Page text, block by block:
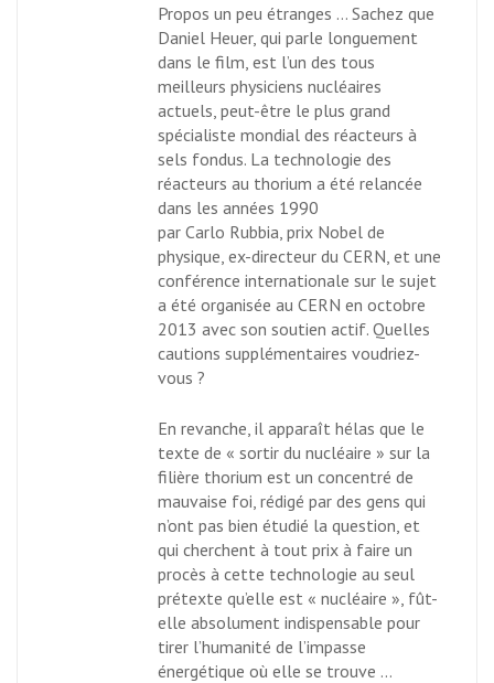
Propos un peu étranges … Sachez que
Daniel Heuer, qui parle longuement
dans le film, est l’un des tous
meilleurs physiciens nucléaires
actuels, peut-être le plus grand
spécialiste mondial des réacteurs à
sels fondus. La technologie des
réacteurs au thorium a été relancée
dans les années 1990
par Carlo Rubbia, prix Nobel de
physique, ex-directeur du CERN, et une
conférence internationale sur le sujet
a été organisée au CERN en octobre
2013 avec son soutien actif. Quelles
cautions supplémentaires voudriez-
vous ?
En revanche, il apparaît hélas que le
texte de « sortir du nucléaire » sur la
filière thorium est un concentré de
mauvaise foi, rédigé par des gens qui
n’ont pas bien étudié la question, et
qui cherchent à tout prix à faire un
procès à cette technologie au seul
prétexte qu’elle est « nucléaire », fût-
elle absolument indispensable pour
tirer l’humanité de l’impasse
énergétique où elle se trouve …